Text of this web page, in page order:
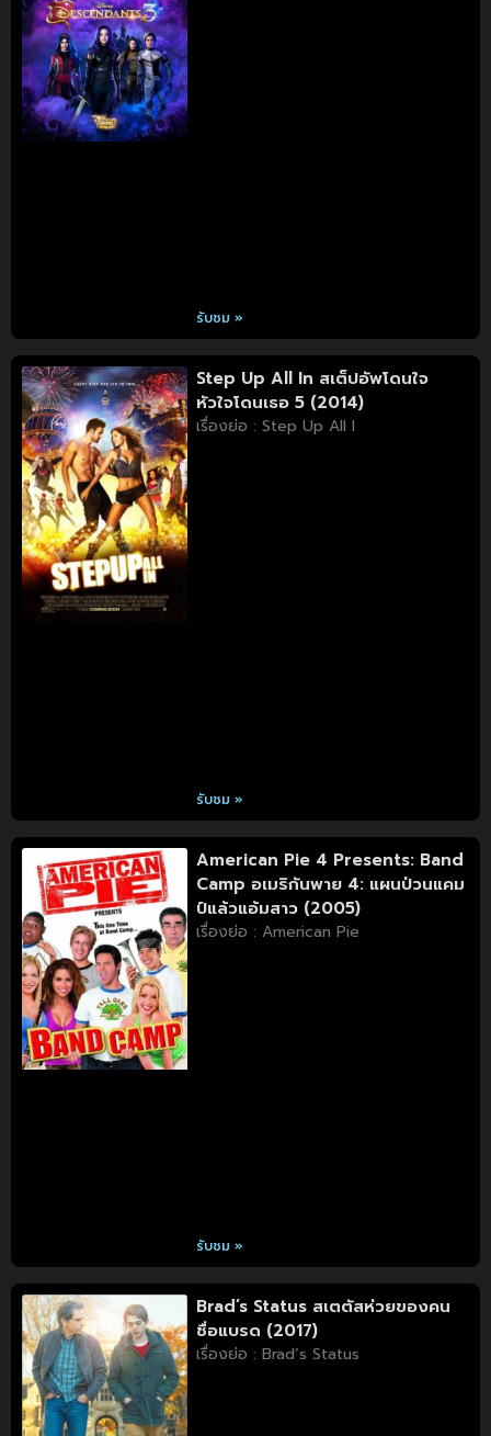
รับชม »
Step Up All In สเต็ปอัพโดนใจ
หัวใจโดนเธอ 5 (2014)
เรื่องย่อ : Step Up All I
รับชม »
American Pie 4 Presents: Band
Camp อเมริกันพาย 4: แผนป่วนแคม
ป์แล้วแอ้มสาว (2005)
เรื่องย่อ : American Pie
รับชม »
Brad’s Status สเตตัสห่วยของคน
ชื่อแบรด (2017)
เรื่องย่อ : Brad’s Status